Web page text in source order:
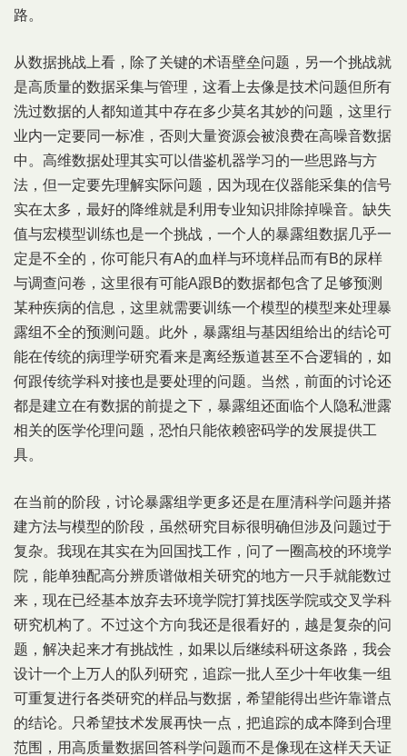
路。
从数据挑战上看，除了关键的术语壁垒问题，另一个挑战就
是高质量的数据采集与管理，这看上去像是技术问题但所有
洗过数据的人都知道其中存在多少莫名其妙的问题，这里行
业内一定要同一标准，否则大量资源会被浪费在高噪音数据
中。高维数据处理其实可以借鉴机器学习的一些思路与方
法，但一定要先理解实际问题，因为现在仪器能采集的信号
实在太多，最好的降维就是利用专业知识排除掉噪音。缺失
值与宏模型训练也是一个挑战，一个人的暴露组数据几乎一
定是不全的，你可能只有A的血样与环境样品而有B的尿样
与调查问卷，这里很有可能A跟B的数据都包含了足够预测
某种疾病的信息，这里就需要训练一个模型的模型来处理暴
露组不全的预测问题。此外，暴露组与基因组给出的结论可
能在传统的病理学研究看来是离经叛道甚至不合逻辑的，如
何跟传统学科对接也是要处理的问题。当然，前面的讨论还
都是建立在有数据的前提之下，暴露组还面临个人隐私泄露
相关的医学伦理问题，恐怕只能依赖密码学的发展提供工
具。
在当前的阶段，讨论暴露组学更多还是在厘清科学问题并搭
建方法与模型的阶段，虽然研究目标很明确但涉及问题过于
复杂。我现在其实在为回国找工作，问了一圈高校的环境学
院，能单独配高分辨质谱做相关研究的地方一只手就能数过
来，现在已经基本放弃去环境学院打算找医学院或交叉学科
研究机构了。不过这个方向我还是很看好的，越是复杂的问
题，解决起来才有挑战性，如果以后继续科研这条路，我会
设计一个上万人的队列研究，追踪一批人至少十年收集一组
可重复进行各类研究的样品与数据，希望能得出些许靠谱点
的结论。只希望技术发展再快一点，把追踪的成本降到合理
范围，用高质量数据回答科学问题而不是像现在这样天天证